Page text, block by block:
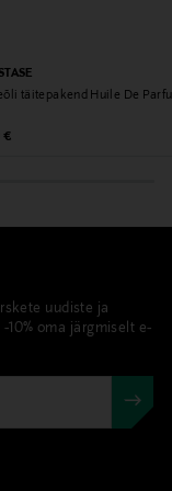
täitepakend Huile De
Price
€
uudiste ja
10% oma järgmiselt e-